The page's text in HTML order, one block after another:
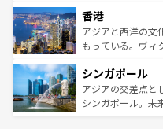
とつ。フォーやバ
ひ現地で味わいた
が旅行者を迎えて
参照してほしい。
の活気が交差して
帯で自然と触れ合
いビーチでリゾー
激する。気候は一
が待っている。親
た文化、そして多
香港
アジアと西洋の文
もっている。ヴィ
み、どこを訪れて
ており、効率よく
うな絶景から文化
シンガポール
アジアの交差点と
シンガポール。未